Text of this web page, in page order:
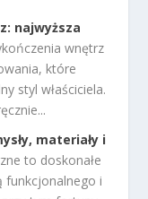
najwyższa
wnętrz
które
styl właściciela.
materiały i
to doskonałe
funkcjonalnego i